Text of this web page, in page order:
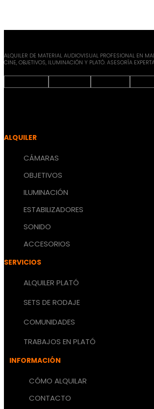
ALQUILER DE MATERIAL AUDIOVISUAL PROFESIONAL EN
CINE, OBJETIVOS, ILUMINACIÓN Y PLATÓ. ASESORÍA
ALQUILER
CÁMARAS
OBJETIVOS
ILUMINACIÓN
ESTABILIZADORES
SONIDO
ACCESORIOS
SERVICIOS
ALQUILER PLATÓ
SETS DE RODAJE
COMUNIDADES
TRABAJOS EN PLATÓ
INFORMACIÓN
CÓMO ALQUILAR
CONTACTO